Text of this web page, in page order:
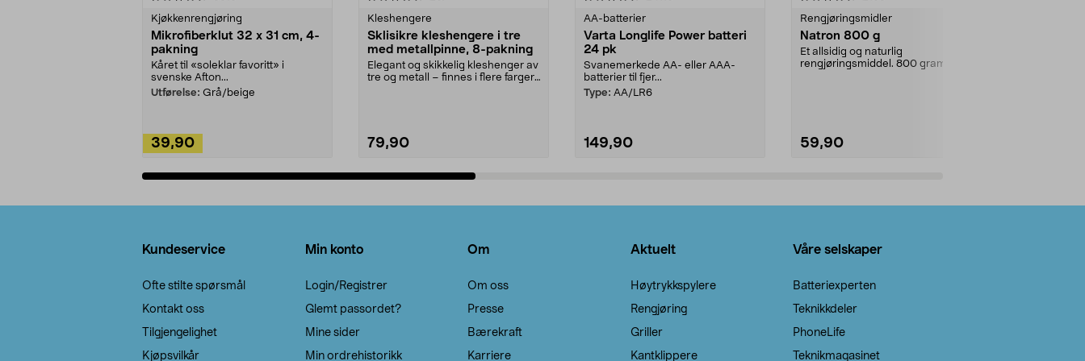
Kjøkkenrengjøring
Mikrofiberklut 32 x 31 cm, 4-
pakning
Kåret til «soleklar favoritt» i
svenske Afton...
Utførelse: Grå/beige
39,90
Kleshengere
Sklisikre kleshengere i tre
med metallpinne, 8-pakning
Elegant og skikkelig kleshenger av
tre og metall – finnes i flere farger.
79,90
AA-batterier
Varta Longlife Power batteri
24 pk
Svanemerkede AA- eller AAA-
batterier til fjer...
Type: AA/LR6
149,90
Rengjøringsmidler
Natron 800 g
Et allsidig og naturlig
rengjøringsmiddel. 800 gram
59,90
Kundeservice
Ofte stilte spørsmål
Kontakt oss
Tilgjengelighet
Kjøpsvilkår
Min konto
Login/Registrer
Glemt passordet?
Mine sider
Min ordrehistorikk
Om
Om oss
Presse
Bærekraft
Karriere
Aktuelt
Høytrykkspylere
Rengjøring
Griller
Kantklippere
Våre selskaper
Batteriexperten
Teknikkdeler
PhoneLife
Teknikmagasinet